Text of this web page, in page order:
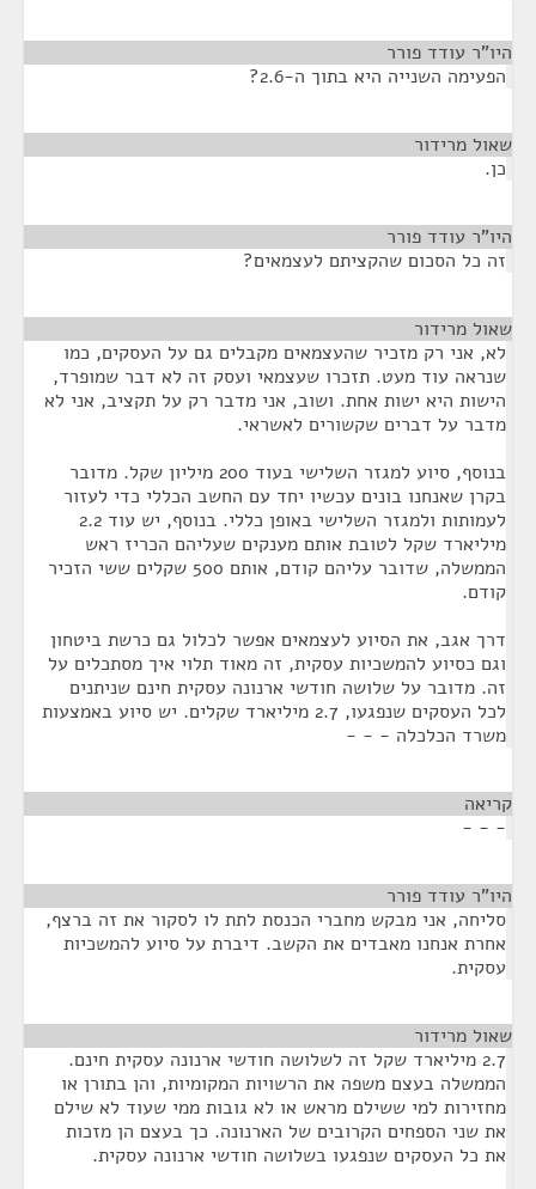
היו"ר עודד פורר
הפעימה השנייה היא בתוך ה-2.6?
שאול מרידור
כן.
היו"ר עודד פורר
זה כל הסכום שהקציתם לעצמאים?
שאול מרידור
לא, אני רק מזכיר שהעצמאים מקבלים גם על העסקים, כמו
שנראה עוד מעט. תזכרו שעצמאי ועסק זה לא דבר שמופרד,
הישות היא ישות אחת. ושוב, אני מדבר רק על תקציב, אני לא
מדבר על דברים שקשורים לאשראי.
בנוסף, סיוע למגזר השלישי בעוד 200 מיליון שקל. מדובר
בקרן שאנחנו בונים עכשיו יחד עם החשב הכללי כדי לעזור
לעמותות ולמגזר השלישי באופן כללי. בנוסף, יש עוד 2.2
מיליארד שקל לטובת אותם מענקים שעליהם הכריז ראש
הממשלה, שדובר עליהם קודם, אותם 500 שקלים ששי הזכיר
קודם.
דרך אגב, את הסיוע לעצמאים אפשר לכלול גם כרשת ביטחון
וגם כסיוע להמשכיות עסקית, זה מאוד תלוי איך מסתכלים על
זה. מדובר על שלושה חודשי ארנונה עסקית חינם שניתנים
לכל העסקים שנפגעו, 2.7 מיליארד שקלים. יש סיוע באמצעות
משרד הכלכלה - - -
קריאה
- - -
היו"ר עודד פורר
סליחה, אני מבקש מחברי הכנסת לתת לו לסקור את זה ברצף,
אחרת אנחנו מאבדים את הקשב. דיברת על סיוע להמשכיות
עסקית.
שאול מרידור
2.7 מיליארד שקל זה לשלושה חודשי ארנונה עסקית חינם.
הממשלה בעצם משפה את הרשויות המקומיות, והן בתורן או
מחזירות למי ששילם מראש או לא גובות ממי שעוד לא שילם
את שני הספחים הקרובים של הארנונה. כך בעצם הן מזכות
את כל העסקים שנפגעו בשלושה חודשי ארנונה עסקית.